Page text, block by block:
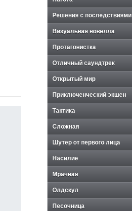
Решения с последствиями
Визуальная новелла
Протагонистка
Отличный саундтрек
Открытый мир
Приключенческий экшен
Тактика
Сложная
Шутер от первого лица
Насилие
Мрачная
Олдскул
Песочница